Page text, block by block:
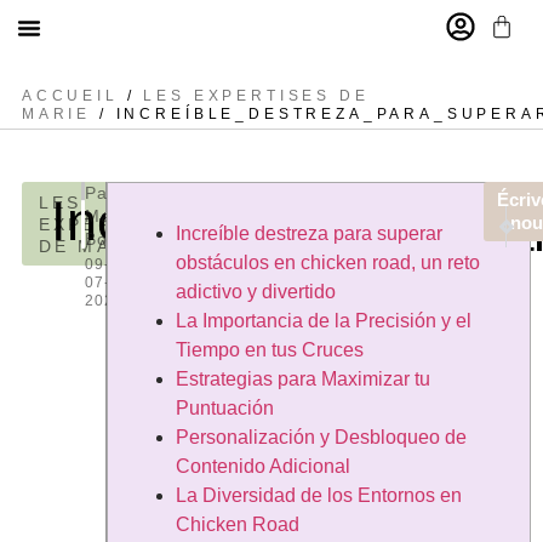
ACCUEIL /
LES EXPERTISES DE
MARIE
/
LES
EXPERTISES
DE MARIE
Par
Marie
Bossan
09-
07-
2026
Increíble destreza para superar
obstáculos en chicken road, un reto
adictivo y divertido
La Importancia de la Precisión y el
Tiempo en tus Cruces
Estrategias para Maximizar tu
Puntuación
Personalización y Desbloqueo de
Contenido Adicional
La Diversidad de los Entornos en
Chicken Road